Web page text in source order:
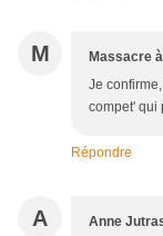
M Massacre
Je
compet' qui
Répondre
A Anne